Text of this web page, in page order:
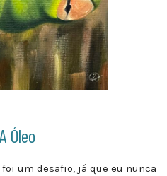
Óleo
um desafio, já que eu nunca